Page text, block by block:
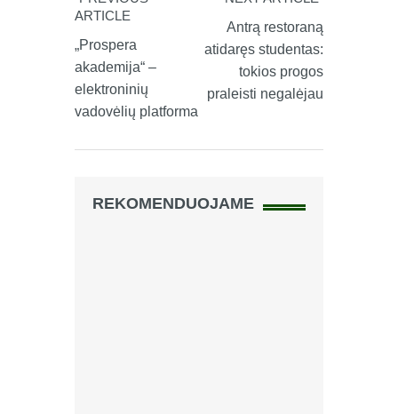
ARTICLE
„Prospera
akademija“ –
elektroninių
vadovėlių platforma
Antrą restoraną
atidaręs studentas:
tokios progos
praleisti negalėjau
REKOMENDUOJAME